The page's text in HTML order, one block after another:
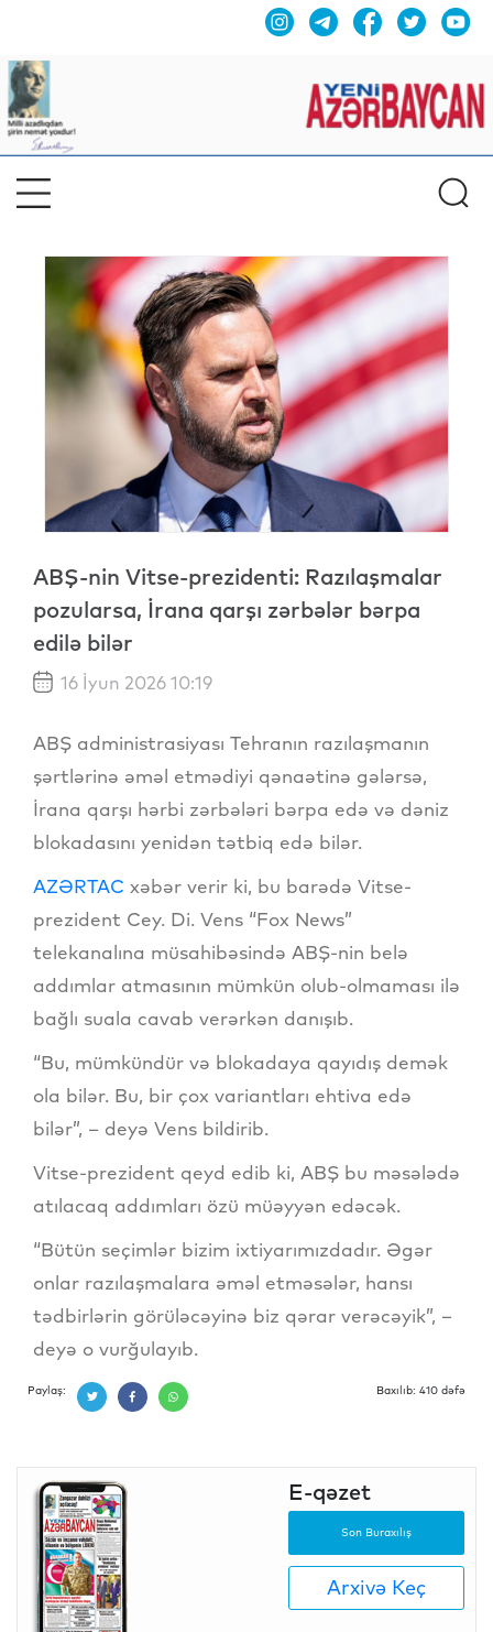
ABŞ-nin Vitse-prezidenti: Razılaşmalar
pozularsa, İrana qarşı zərbələr bərpa
edilə bilər
16 İyun 2026 10:19
ABŞ administrasiyası Tehranın razılaşmanın
şərtlərinə əməl etmədiyi qənaətinə gələrsə,
İrana qarşı hərbi zərbələri bərpa edə və dəniz
blokadasını yenidən tətbiq edə bilər.
AZƏRTAC xəbər verir ki, bu barədə Vitse-
prezident Cey. Di. Vens “Fox News”
telekanalına müsahibəsində ABŞ-nin belə
addımlar atmasının mümkün olub-olmaması ilə
bağlı suala cavab verərkən danışıb.
“Bu, mümkündür və blokadaya qayıdış demək
ola bilər. Bu, bir çox variantları ehtiva edə
bilər”, – deyə Vens bildirib.
Vitse-prezident qeyd edib ki, ABŞ bu məsələdə
atılacaq addımları özü müəyyən edəcək.
“Bütün seçimlər bizim ixtiyarımızdadır. Əgər
onlar razılaşmalara əməl etməsələr, hansı
tədbirlərin görüləcəyinə biz qərar verəcəyik”, –
deyə o vurğulayıb.
Paylaş: Baxılıb: 410 dəfə
E-qəzet
Son Buraxılış
Arxivə Keç